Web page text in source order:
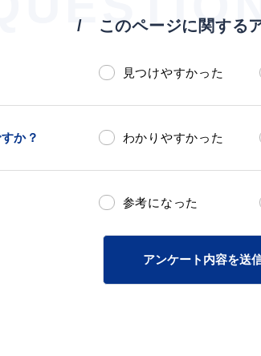
このページに関する
見つけやすかった
か？ わかりやすかった
参考になった
アンケート内容を送